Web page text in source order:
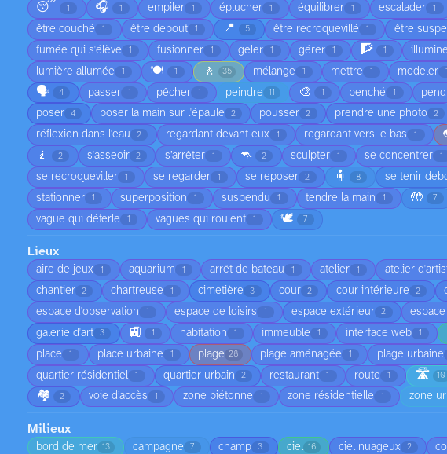
😴 1 🎧 1 empiler 1 éplucher 1 équilibrer 1 escalader 1
être couché 1 être debout 1 📍 5 être recroquevillé 1 être
fumée qui s'élève 1 fusionner 1 geler 1 gérer 1 🧗 1
lumière allumée 1 🍽️ 1 🚶 35 mélange 1 mettre 1 modeler 1
🗣️ 4 passer 1 pêcher 1 peindre 11 🎨 1 penché 1
poser 4 poser la main sur l'épaule 2 pousser 2 prendre une photo 2
réflexion dans l'eau 2 regardant devant eux 1 regardant vers le bas 1
🧎 2 s'asseoir 2 s’arrêter 1 🦘 2 sculpter 1 se concentrer 1
se recroqueviller 1 se regarder 1 se reposer 2 🧍 8 se tenir
stationner 1 superposition 1 suspendu 1 tendre la main 1 🤲 7
vague qui déferle 1 vagues qui roulent 1 🕊️ 7
Lieux
aire de jeux 1 aquarium 1 arrêt de bateau 1 atelier 1 atelier
chantier 2 chartreuse 1 cimetière 3 cour 2 cour intérieure 2
espace d'observation 1 espace de loisirs 1 espace extérieur 2
galerie d'art 3 🚉 1 habitation 1 immeuble 1 interface web 1
place 1 place urbaine 1 plage 28 plage aménagée 1 plage urbaine
quartier résidentiel 1 quartier urbain 2 restaurant 1 route 1 🛣️ 10
🏘️ 2 voie d’accès 1 zone piétonne 1 zone résidentielle 1 zone
Milieux
bord de mer 13 campagne 7 champ 3 ciel 16 ciel nuageux 2